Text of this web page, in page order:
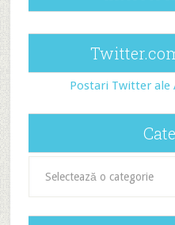
Postari Twitter